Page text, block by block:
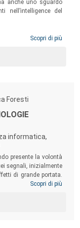
anche uno sguardo
nell’intelligence del
Scopri di più
Foresti
informatica,
presente la volontà
segnali, inizialmente
di grande portata.
si basano i moderni
rotte, delle
di tipo accidentale e
Scopri di più